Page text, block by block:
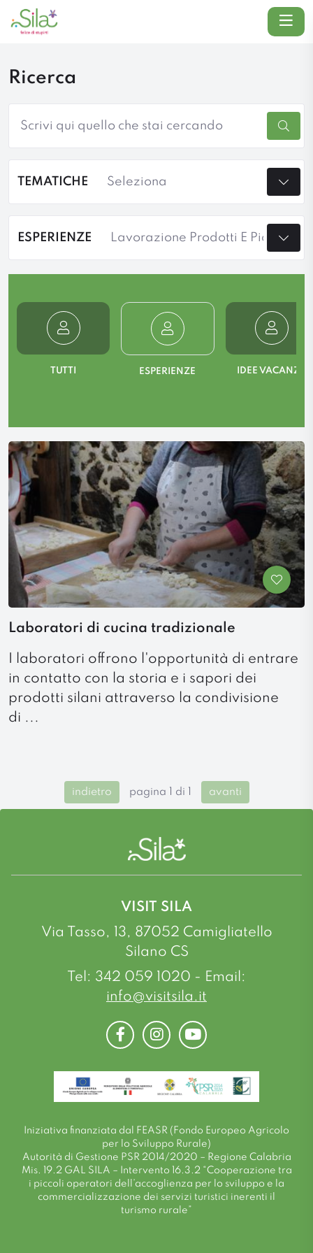
Menu
Ricerca
Cerca
TEMATICHE
ESPERIENZE
TUTTI ESPERIENZE IDEE VACANZA
Laboratori di cucina tradizionale
I laboratori offrono l'opportunità di entrare
in contatto con la storia e i sapori dei
prodotti silani attraverso la condivisione
di ...
indietro pagina 1 di 1 avanti
VISIT SILA
Via Tasso, 13, 87052 Camigliatello
Silano CS
Tel: 342 059 1020 - Email:
info@visitsila.it
FacebookInstagramYoutube
Iniziativa finanziata dal FEASR (Fondo Europeo Agricolo
per lo Sviluppo Rurale)
Autorità di Gestione PSR 2014/2020 – Regione Calabria
Mis. 19.2 GAL SILA – Intervento 16.3.2 “Cooperazione tra
i piccoli operatori dell’accoglienza per lo sviluppo e la
commercializzazione dei servizi turistici inerenti il
turismo rurale”